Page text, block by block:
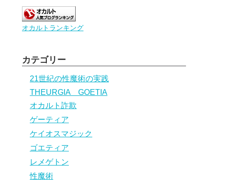
オカルトランキング
カテゴリー
21世紀の性魔術の実践
THEURGIA GOETIA
オカルト詐欺
ゲーティア
ケイオスマジック
ゴエティア
レメゲトン
性魔術